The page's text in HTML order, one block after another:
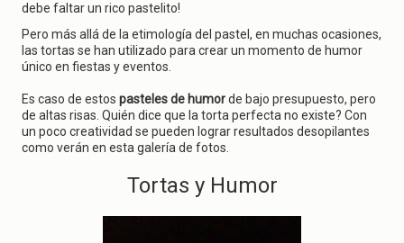
o
n
debe faltar un rico pastelito!
Pero más allá de la etimología del pastel, en muchas ocasiones,
las tortas se han utilizado para crear un momento de humor
único en fiestas y eventos.
Es caso de estos pasteles de humorde bajo presupuesto, pero
de altas risas. Quién dice que la torta perfecta no existe? Con
un poco creatividad se pueden lograr resultados desopilantes
como verán en esta galería de fotos.
Tortas y Humor